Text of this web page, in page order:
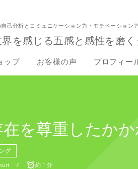
分析とコミュニケーション力・モチベーショ
を感じる五感と感性を磨
ップ お客様の声 プロフィー
を尊重したか
グ
kuri 約 1 分